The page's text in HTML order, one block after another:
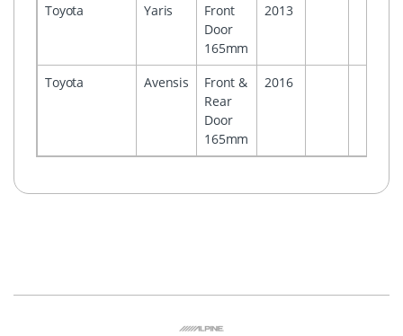
Toyota Yaris
Front
Door
165mm
2013
Toyota Avensis
Front &
Rear
Door
165mm
2016